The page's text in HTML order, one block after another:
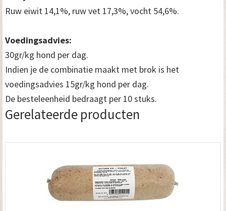
Ruw eiwit 14,1%, ruw vet 17,3%, vocht 54,6%.
Voedingsadvies:
30gr/kg hond per dag.
Indien je de combinatie maakt met brok is het
voedingsadvies 15gr/kg hond per dag.
De besteleenheid bedraagt per 10 stuks.
Gerelateerde producten